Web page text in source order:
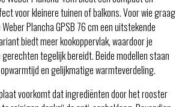
voor kleinere tuinen of balkons. Voor wie graag
Plancha GPSB 76 cm een uitstekende
biedt meer kookoppervlak, waardoor je
tegelijk bereidt. Beide modellen staan
en gelijkmatige warmteverdeling.
voorkomt dat ingrediënten door het rooster